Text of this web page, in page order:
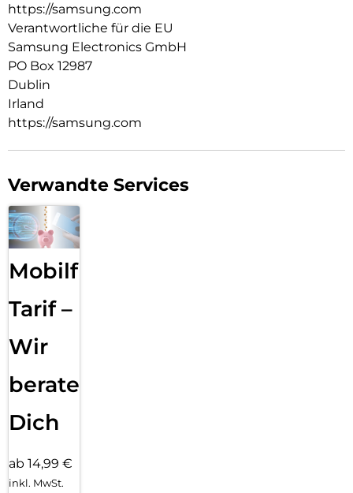
https://samsung.com
Verantwortliche für die EU
Samsung Electronics GmbH
PO Box 12987
Dublin
Irland
https://samsung.com
Verwandte Services
Mobilfunk
Tarif –
Wir
beraten
Dich
ab 14,99 €
inkl. MwSt.